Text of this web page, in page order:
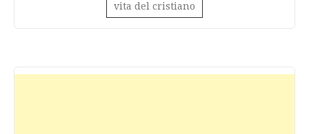
vita del cristiano